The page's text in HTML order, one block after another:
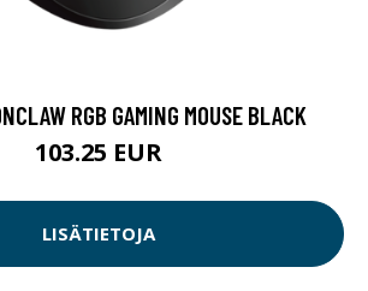
RGB GAMING MOUSE BLACK
103.25 EUR
LISÄTIETOJA